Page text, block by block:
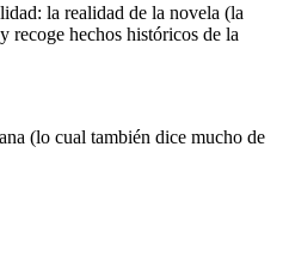
la realidad de la novela (la
recoge hechos históricos de la
(lo cual también dice mucho de